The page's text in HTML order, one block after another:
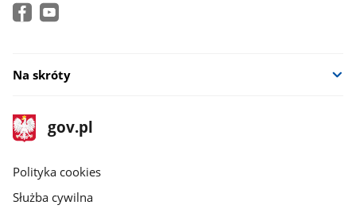
Na skróty
stopka
gov.pl
Strona
gov.pl
gov.pl
Polityka cookies
Służba cywilna